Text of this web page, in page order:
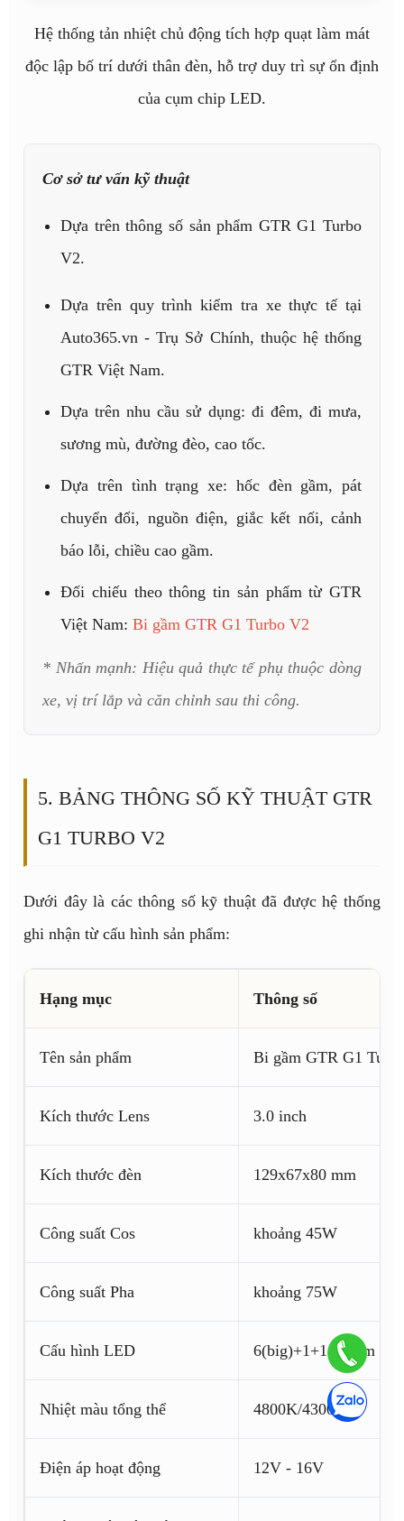
Hệ thống tản nhiệt chủ động tích hợp quạt làm mát
độc lập bố trí dưới thân đèn, hỗ trợ duy trì sự ổn định
của cụm chip LED.
Cơ sở tư vấn kỹ thuật
Dựa trên thông số sản phẩm GTR G1 Turbo
V2.
Dựa trên quy trình kiểm tra xe thực tế tại
Auto365.vn - Trụ Sở Chính, thuộc hệ thống
GTR Việt Nam.
Dựa trên nhu cầu sử dụng: đi đêm, đi mưa,
sương mù, đường đèo, cao tốc.
Dựa trên tình trạng xe: hốc đèn gầm, pát
chuyển đổi, nguồn điện, giắc kết nối, cảnh
báo lỗi, chiều cao gầm.
Đối chiếu theo thông tin sản phẩm từ GTR
Việt Nam: Bi gầm GTR G1 Turbo V2
* Nhấn mạnh: Hiệu quả thực tế phụ thuộc dòng
xe, vị trí lắp và căn chỉnh sau thi công.
5. BẢNG THÔNG SỐ KỸ THUẬT GTR
G1 TURBO V2
Dưới đây là các thông số kỹ thuật đã được hệ thống
ghi nhận từ cấu hình sản phẩm:
Hạng mục Thông số
Tên sản phẩm Bi gầm GTR G1
Kích thước Lens 3.0 inch
Kích thước đèn 129x67x80 mm
Công suất Cos khoảng 45W
Công suất Pha khoảng 75W
Cấu hình LED 6(big)+1+1 Osram
Nhiệt màu tổng thể 4800K/4300K
Điện áp hoạt động 12V - 16V